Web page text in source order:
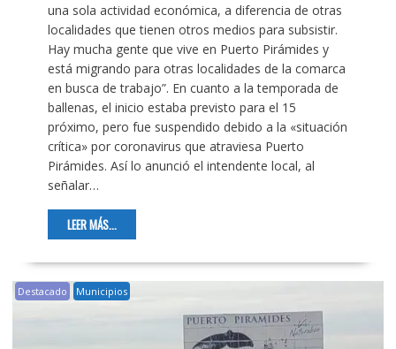
una sola actividad económica, a diferencia de otras
localidades que tienen otros medios para subsistir.
Hay mucha gente que vive en Puerto Pirámides y
está migrando para otras localidades de la comarca
en busca de trabajo”. En cuanto a la temporada de
ballenas, el inicio estaba previsto para el 15
próximo, pero fue suspendido debido a la «situación
crítica» por coronavirus que atraviesa Puerto
Pirámides. Así lo anunció el intendente local, al
señalar…
LEER MÁS...
Destacado Municipios